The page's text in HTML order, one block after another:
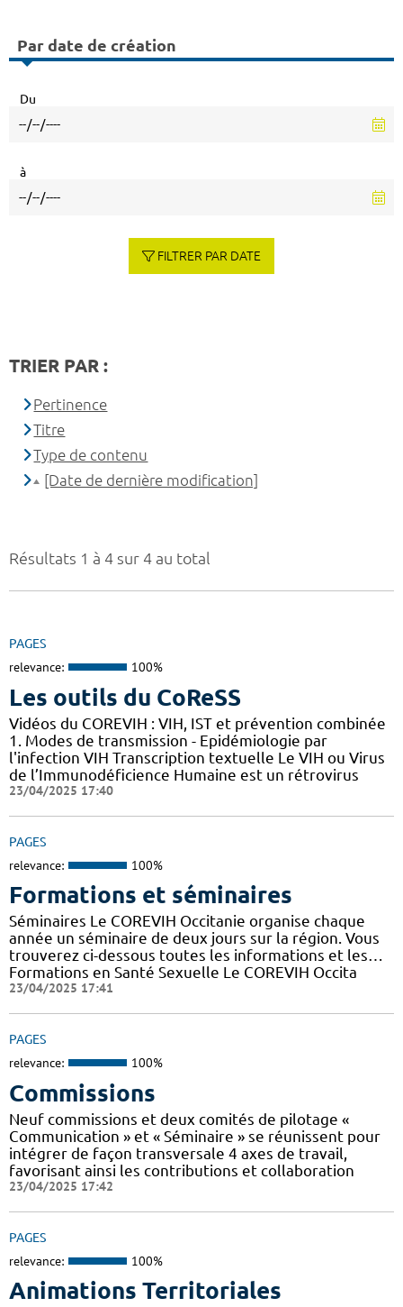
Résultats 1 à 4 sur 4 au total
PAGES
relevance: 100%
Les outils du CoReSS
Vidéos du COREVIH : VIH, IST et prévention combinée
1. Modes de transmission - Epidémiologie par
l'infection VIH Transcription textuelle Le VIH ou Virus
de l’Immunodéficience Humaine est un rétrovirus
23/04/2025 17:40
PAGES
relevance: 100%
Formations et séminaires
Séminaires Le COREVIH Occitanie organise chaque
année un séminaire de deux jours sur la région. Vous
trouverez ci-dessous toutes les informations et les…
Formations en Santé Sexuelle Le COREVIH Occita
23/04/2025 17:41
PAGES
relevance: 100%
Commissions
Neuf commissions et deux comités de pilotage «
Communication » et « Séminaire » se réunissent pour
intégrer de façon transversale 4 axes de travail,
favorisant ainsi les contributions et collaboration
23/04/2025 17:42
PAGES
relevance: 100%
Animations Territoriales
Par date de création
Du
à
FILTRER PAR DATE
TRIER PAR :
Pertinence
Titre
Type de contenu
[Date de dernière modification]